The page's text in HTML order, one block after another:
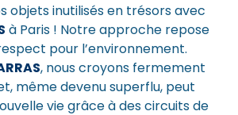
objets inutilisés en trésors avec
à Paris ! Notre approche repose
pour l’environnement.
, nous croyons fermement
même devenu superflu, peut
vie grâce à des circuits de